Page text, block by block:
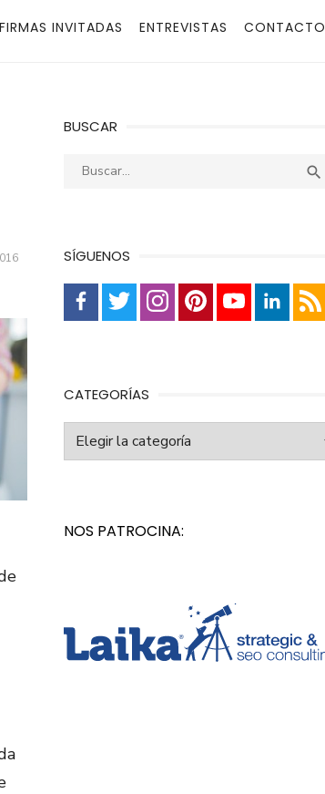
FIRMAS INVITADAS ENTREVISTAS CONTACTO
BUSCAR
Buscar: 
SÍGUENOS
CATEGORÍAS
NOS PATROCINA: